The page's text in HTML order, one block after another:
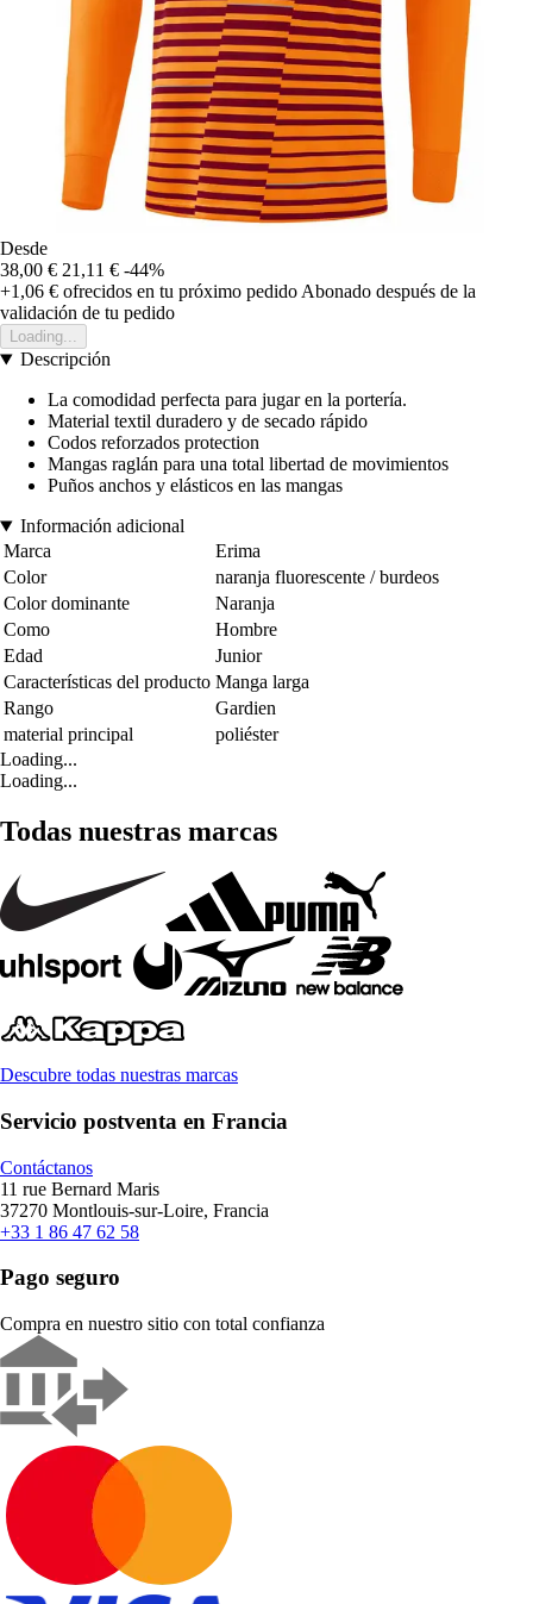
Desde
38,00 € 21,11 € -44%
+1,06 € ofrecidos en tu próximo pedido Abonado después de la
validación de tu pedido
Loading...
Descripción
La comodidad perfecta para jugar en la portería.
Material textil duradero y de secado rápido
Codos reforzados protection
Mangas raglán para una total libertad de movimientos
Puños anchos y elásticos en las mangas
Información adicional
Marca
Erima
Color
naranja fluorescente / burdeos
Color dominante
Naranja
Como
Hombre
Edad
Junior
Características del producto Manga larga
Rango
Gardien
material principal
poliéster
Loading...
Loading...
Todas nuestras marcas
Descubre todas nuestras marcas
Servicio postventa en Francia
Contáctanos
11 rue Bernard Maris
37270 Montlouis-sur-Loire, Francia
+33 1 86 47 62 58
Pago seguro
Compra en nuestro sitio con total confianza